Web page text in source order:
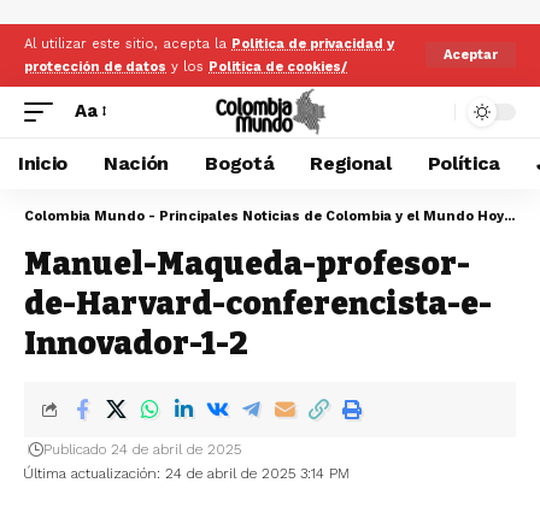
Al utilizar este sitio, acepta la Politica de privacidad y
protección de datos y los Politica de cookies/
Aceptar
Aa
Inicio Nación Bogotá Regional Política
Colombia Mundo - Principales Noticias de Colombia y el Mundo Hoy
>
Manuel-Maqueda-profesor-
de-Harvard-conferencista-e-
Innovador-1-2
Última actualización: 24 de abril de 2025 3:14 PM
Publicado 24 de abril de 2025